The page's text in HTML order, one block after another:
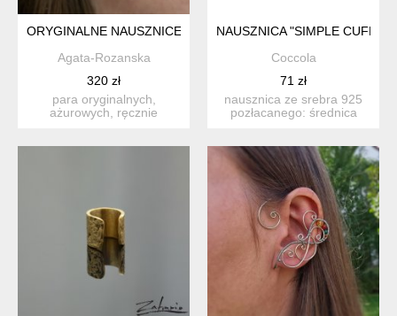
ORYGINALNE NAUSZNICE KOLCZYKI BŁĘKITNY TOPAZ
Agata-Rozanska
320 zł
para oryginalnych,
ażurowych, ręcznie
NAUSZNICA "SIMPLE CUFF"-
Coccola
71 zł
nausznica ze srebra 925
pozłacanego: średnica